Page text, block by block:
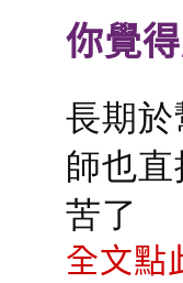
你覺
長期
師也
苦了
全文點